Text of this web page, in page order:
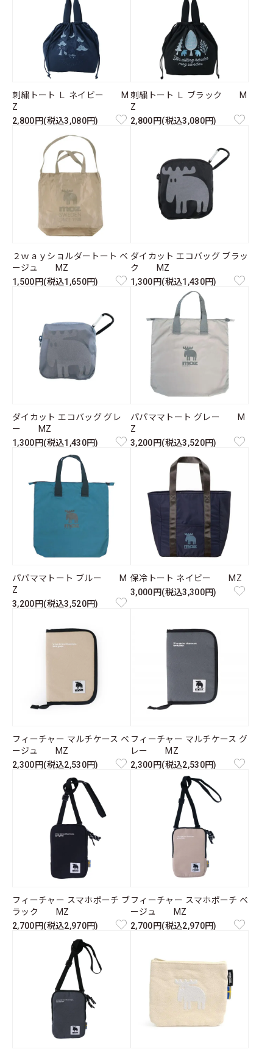
刺繍トート Ｌ ネイビー M
Z
2,800円(税込3,080円)
刺繍トート Ｌ ブラック M
Z
2,800円(税込3,080円)
２ｗａｙショルダートート ベ
ージュ MZ
1,500円(税込1,650円)
ダイカット エコバッグ ブラッ
ク MZ
1,300円(税込1,430円)
ダイカット エコバッグ グレ
ー MZ
1,300円(税込1,430円)
パパママトート グレー M
Z
3,200円(税込3,520円)
パパママトート ブルー M
Z
3,200円(税込3,520円)
保冷トート ネイビー MZ
3,000円(税込3,300円)
フィーチャー マルチケース ベ
ージュ MZ
2,300円(税込2,530円)
フィーチャー マルチケース グ
レー MZ
2,300円(税込2,530円)
フィーチャー スマホポーチ ブ
ラック MZ
2,700円(税込2,970円)
フィーチャー スマホポーチ ベ
ージュ MZ
2,700円(税込2,970円)